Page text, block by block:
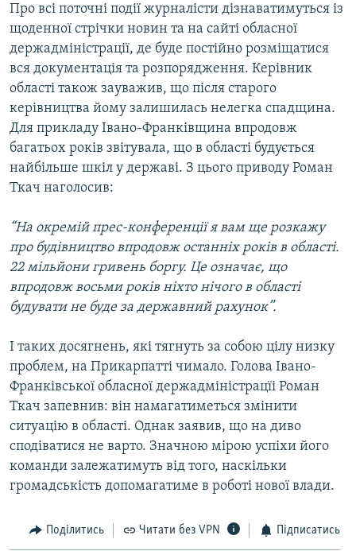
Про всі поточні події журналісти дізнаватимуться із
щоденної стрічки новин та на сайті обласної
держадміністрації, де буде постійно розміщатися
вся документація та розпорядження. Керівник
області також зауважив, що після старого
керівництва йому залишилась нелегка спадщина.
Для прикладу Івано-Франківщина впродовж
багатьох років звітувала, що в області будується
найбільше шкіл у державі. З цього приводу Роман
Ткач наголосив:
“На окремій прес-конференції я вам ще розкажу
про будівництво впродовж останніх років в області.
22 мільйони гривень боргу. Це означає, що
впродовж восьми років ніхто нічого в області
будувати не буде за державний рахунок”.
І таких досягнень, які тягнуть за собою цілу низку
проблем, на Прикарпатті чимало. Голова Івано-
Франківської обласної держадміністрацїі Роман
Ткач запевнив: він намагатиметься змінити
ситуацію в області. Однак заявив, що на диво
сподіватися не варто. Значною мірою успіхи його
команди залежатимуть від того, наскільки
громадськість допомагатиме в роботі нової влади.
Поділитись Читати без VPN Підписатись